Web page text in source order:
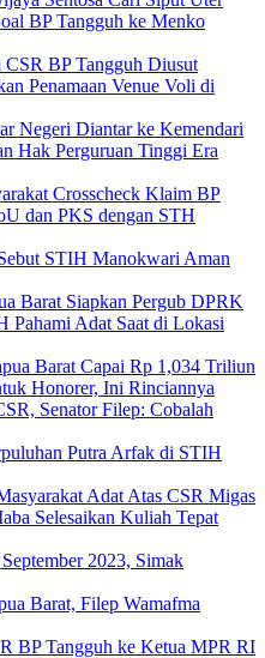
BP Tangguh ke Menko
BP Tangguh Diusut
Penamaan Venue Voli di
Negeri Diantar ke Kemendari
Hak Perguruan Tinggi Era
Crosscheck Klaim BP
dan PKS dengan STH
STIH Manokwari Aman
Barat Siapkan Pergub DPRK
Pahami Adat Saat di Lokasi
Barat Capai Rp 1,034 Triliun
Honorer, Ini Rinciannya
Senator Filep: Cobalah
Putra Arfak di STIH
Adat Atas CSR Migas
Selesaikan Kuliah Tepat
2023, Simak
Barat, Filep Wamafma
BP Tangguh ke Ketua MPR RI